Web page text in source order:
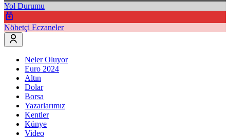
Yol Durumu
Nöbetçi Eczaneler
Neler Oluyor
Euro 2024
Altın
Dolar
Borsa
Yazarlarımız
Kentler
Künye
Video